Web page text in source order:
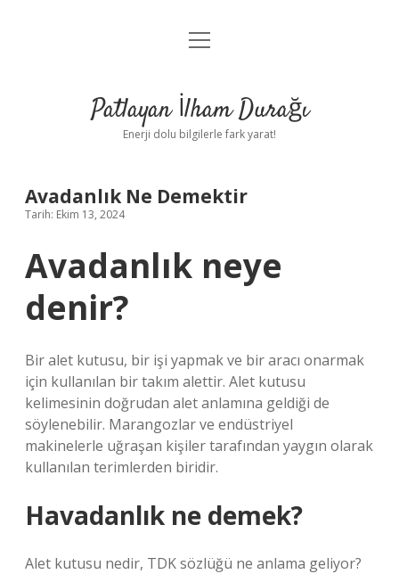
Anasayfa
Yasal Uyarı
menüyü
Patlayan İlham Durağı
Enerji dolu bilgilerle fark yarat!
Avadanlık Ne Demektir
Tarih: Ekim 13, 2024
Avadanlık neye
denir?
Bir alet kutusu, bir işi yapmak ve bir aracı onarmak
için kullanılan bir takım alettir. Alet kutusu
kelimesinin doğrudan alet anlamına geldiği de
söylenebilir. Marangozlar ve endüstriyel
makinelerle uğraşan kişiler tarafından yaygın olarak
kullanılan terimlerden biridir.
Havadanlık ne demek?
Alet kutusu nedir, TDK sözlüğü ne anlama geliyor?